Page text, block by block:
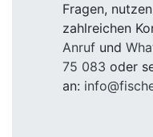
Fragen,
zahlreichen
Anruf und
75 083 oder
an: